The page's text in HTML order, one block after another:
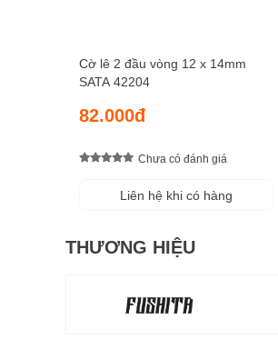
Cờ lê 2 đầu vòng 12 x 14mm
SATA 42204
82.000đ
Chưa có đánh giá
Liên hệ khi có hàng
THƯƠNG HIỆU